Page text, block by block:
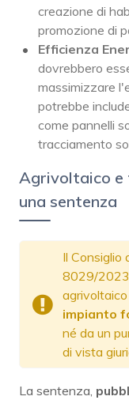
creazione di
promozione di
Efficienza
dovrebbero
massimizzare
potrebbe
come pannelli
tracciamento
Agrivoltaico e
una sentenza
Il Consiglio
8029/
agrivoltaico
impianto
né da un
di vista
La sentenza,